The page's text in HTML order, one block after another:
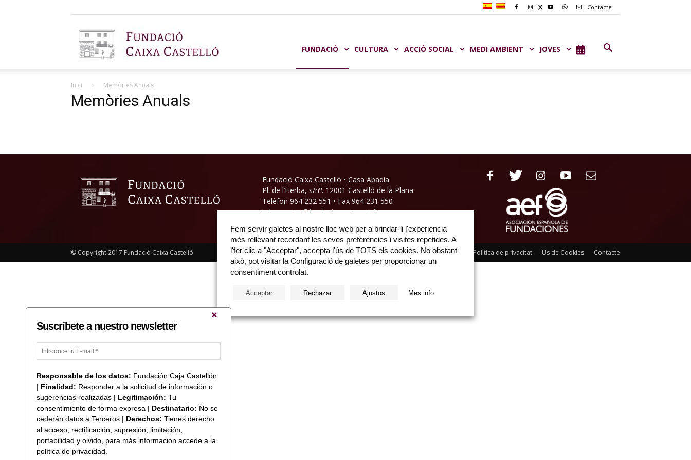
Contacte
FUNDACIÓ CULTURA ACCIÓ SOCIAL MEDI AMBIENT JOVES
Inici Memòries Anuals
Memòries Anuals
Fundació Caixa Castelló • Casa Abadía
Pl. de l’Herba, s/nº. 12001 Castelló de la Plana
Telèfon 964 232 551 • Fax 964 231 550
informacion@fundacioncajacastellon.es
Nota legal y Política de privacitat Us de Cookies Contacte
© Copyright 2017 Fundació Caixa Castelló
Suscríbete a nuestro newsletter
Responsable de los datos: Fundación Caja Castellón
| Finalidad: Responder a la solicitud de información o
sugerencias realizadas | Legitimación: Tu
consentimiento de forma expresa | Destinatario: No se
cederán datos a Terceros | Derechos: Tienes derecho
al acceso, rectificación, supresión, limitación,
portabilidad y olvido, para más información accede a la
política de privacidad.
Fem servir galetes al nostre lloc web per a brindar-li l'experiència
més rellevant recordant les seves preferències i visites repetides. A
l'fer clic a "Acceptar", accepta l'ús de TOTS els cookies. No obstant
això, pot visitar la Configuració de galetes per proporcionar un
consentiment controlat.
Acceptar Rechazar Ajustos Mes info